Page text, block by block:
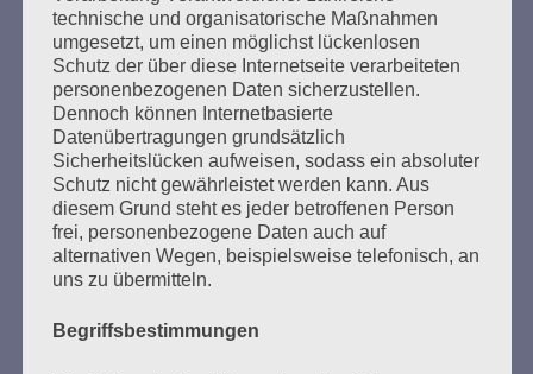
Freiheit, Gleichheit, Brüderlichkeit – und
Schwesterlichkeit.
Esther Bejarano - 26. Januar 2020
NACH:
technische und organisatorische Maßnahmen
umgesetzt, um einen möglichst lückenlosen
Schutz der über diese Internetseite verarbeiteten
personenbezogenen Daten sicherzustellen.
Dennoch können Internetbasierte
Datenübertragungen grundsätzlich
Sicherheitslücken aufweisen, sodass ein absoluter
Schutz nicht gewährleistet werden kann. Aus
diesem Grund steht es jeder betroffenen Person
frei, personenbezogene Daten auch auf
alternativen Wegen, beispielsweise telefonisch, an
uns zu übermitteln.
Begriffsbestimmungen